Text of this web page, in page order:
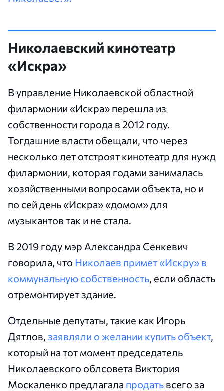
Николаевский кинотеатр
«Искра»
В управление Николаевской областной
филармонии «Искра» перешла из
собственности города в 2012 году.
Тогдашние власти обещали, что через
несколько лет отстроят кинотеатр для нужд
филармонии, которая годами занималась
хозяйственными вопросами объекта, но и
по сей день «Искра» «домом» для
музыкантов так и не стала.
В 2019 году мэр Александра Сенкевич
говорила, что Николаев примет «Искру» в
коммунальную собственность, если область
отремонтирует здание.
Отдельные депутаты, такие как Игорь
Дятлов, заявляли о желании купить объект,
который на тот момент председатель
Николаевского облсовета Виктория
Москаленко предлагала продать всего за